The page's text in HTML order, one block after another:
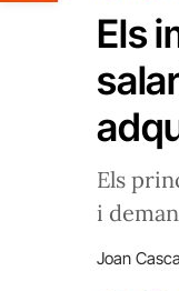
Els
Els
i
Joan